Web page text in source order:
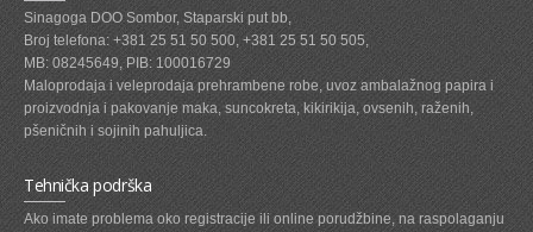
SIROVINA ZA GASTRO
GASTRO
KISELISI
KECAP, SENF, REN, PARADAJZ,SOS
KOMPOTI
Sinagoga DOO Sombor, Staparski put bb,
Broj telefona: +381 25 51 50 500, +381 25 51 50 505,
MB: 08245649, PIB: 100016729
Maloprodaja i veleprodaja prehrambene robe, uvoz ambalažnog papira i
proizvodnja i pakovanje maka, suncokreta, kikirikija, ovsenih, raženih,
pšeničnih i sojinih pahuljica.
Tehnička podrška
Ako imate problema oko registracije ili online porudžbine, na raspolaganju